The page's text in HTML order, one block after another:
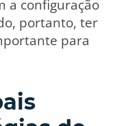
a configuração
portanto, ter
para